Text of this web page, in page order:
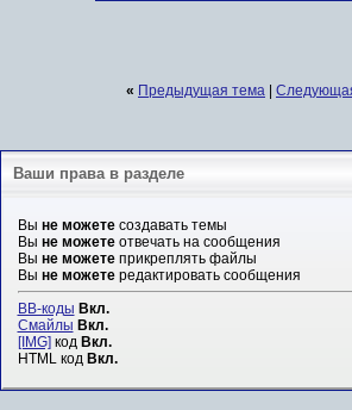
« Предыдущая тема
Ваши права в разделе
Вы не можетесоздавать темы
Вы не можетеотвечать на сообщения
Вы не можетеприкреплять файлы
Вы не можетередактировать сообщения
BB-коды Вкл.
Смайлы Вкл.
[IMG] код Вкл.
HTML код Вкл.